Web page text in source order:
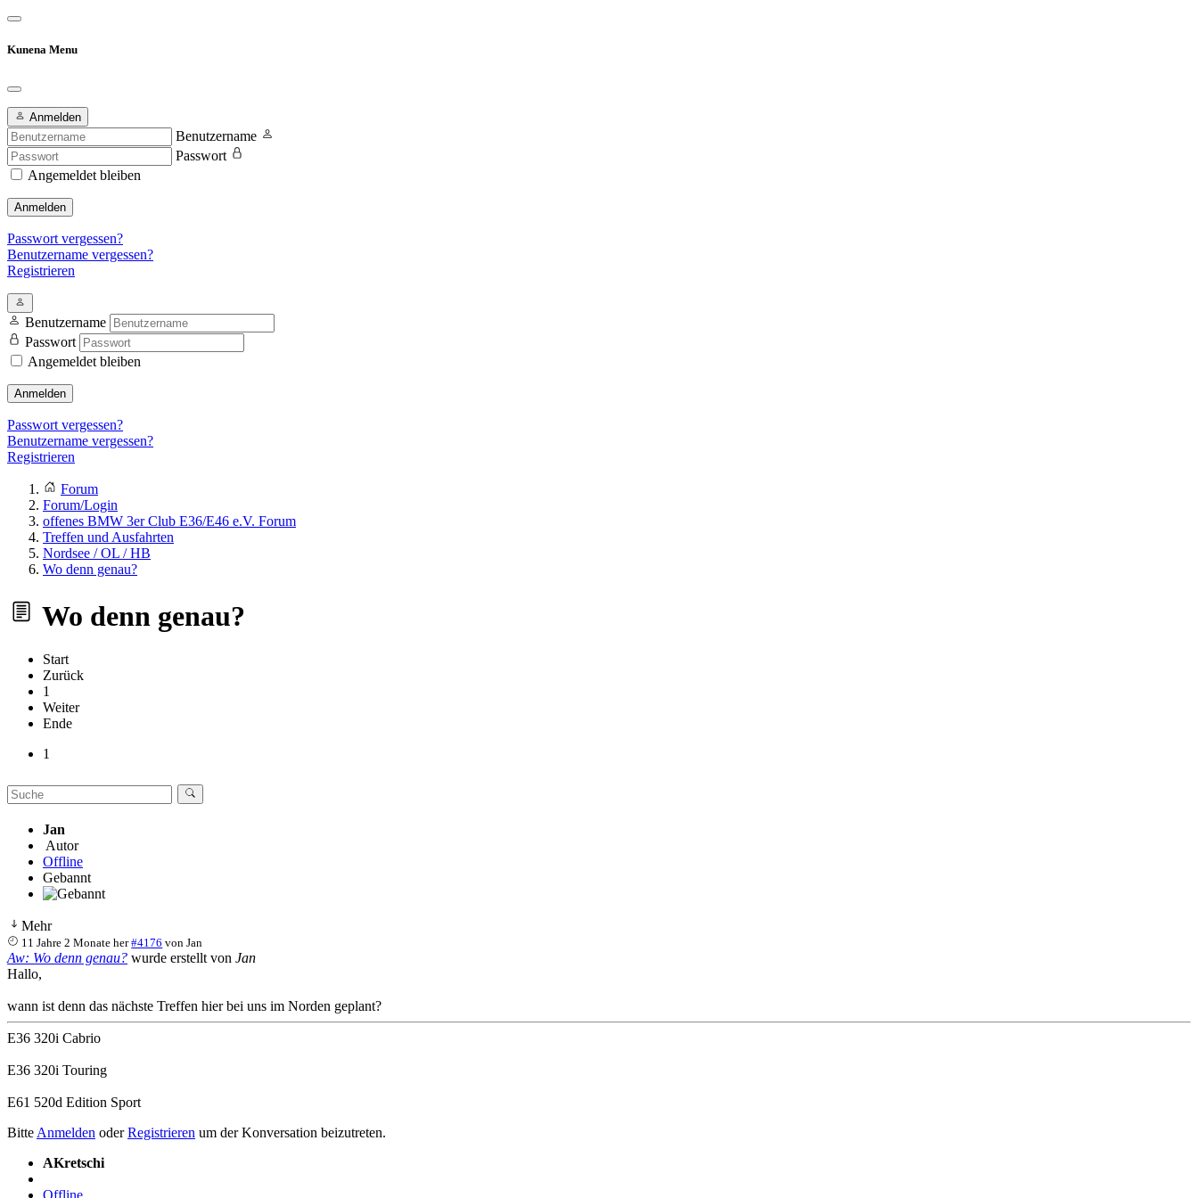
Kunena Menu
Anmelden
Benutzername
Passwort
Angemeldet bleiben
Anmelden
Passwort vergessen?
Benutzername vergessen?
Registrieren
Benutzername
Passwort
Angemeldet bleiben
Anmelden
Passwort vergessen?
Benutzername vergessen?
Registrieren
Forum
Forum/Login
offenes BMW 3er Club E36/E46 e.V. Forum
Treffen und Ausfahrten
Nordsee / OL / HB
Wo denn genau?
Wo denn genau?
Start
Zurück
1
Weiter
Ende
1
Jan
Autor
Offline
Gebannt
Mehr
11 Jahre 2 Monate her #4176 vonJan
Aw: Wo denn genau? wurde erstellt von Jan
Hallo,
wann ist denn das nächste Treffen hier bei uns im Norden geplant?
E36 320i Cabrio
E36 320i Touring
E61 520d Edition Sport
Bitte Anmelden oderRegistrieren um der Konversation beizutreten.
AKretschi